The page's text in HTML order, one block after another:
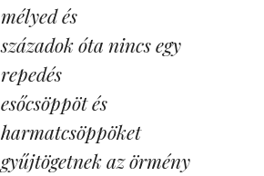
mélyed és
századok óta nincs egy
repedés
esőcsöppöt és
harmatcsöppöket
gyűjtögetnek az örmény